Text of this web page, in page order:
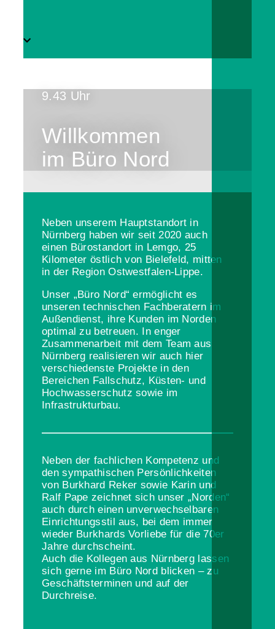
9.43 Uhr
Willkommen
im Büro Nord
Neben unserem Hauptstandort in
Nürnberg haben wir seit 2020 auch
einen Bürostandort in Lemgo, 25
Kilometer östlich von Bielefeld, mitten
in der Region Ostwestfalen-Lippe.
Unser „Büro Nord“ ermöglicht es
unseren technischen Fachberatern im
Außendienst, ihre Kunden im Norden
optimal zu betreuen. In enger
Zusammenarbeit mit dem Team aus
Nürnberg realisieren wir auch hier
verschiedenste Projekte in den
Bereichen Fallschutz, Küsten- und
Hochwasserschutz sowie im
Infrastrukturbau.
Neben der fachlichen Kompetenz und
den sympathischen Persönlichkeiten
von Burkhard Reker sowie Karin und
Ralf Pape zeichnet sich unser „Norden“
auch durch einen unverwechselbaren
Einrichtungsstil aus, bei dem immer
wieder Burkhards Vorliebe für die 70er
Jahre durchscheint.
Auch die Kollegen aus Nürnberg lassen
sich gerne im Büro Nord blicken – zu
Geschäftsterminen und auf der
Durchreise.